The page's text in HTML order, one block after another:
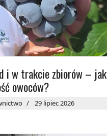
i w trakcie zbiorów – jak
owoców?
29 lipiec 2026